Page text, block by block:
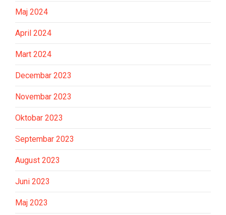
Maj 2024
April 2024
Mart 2024
Decembar 2023
Novembar 2023
Oktobar 2023
Septembar 2023
August 2023
Juni 2023
Maj 2023